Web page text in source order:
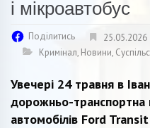
і мікроавтобус
Поділитись
25.05.2026
Кримінал, Новини,
Увечері 24 травня в
дорожньо-транспортна
автомобілів Ford